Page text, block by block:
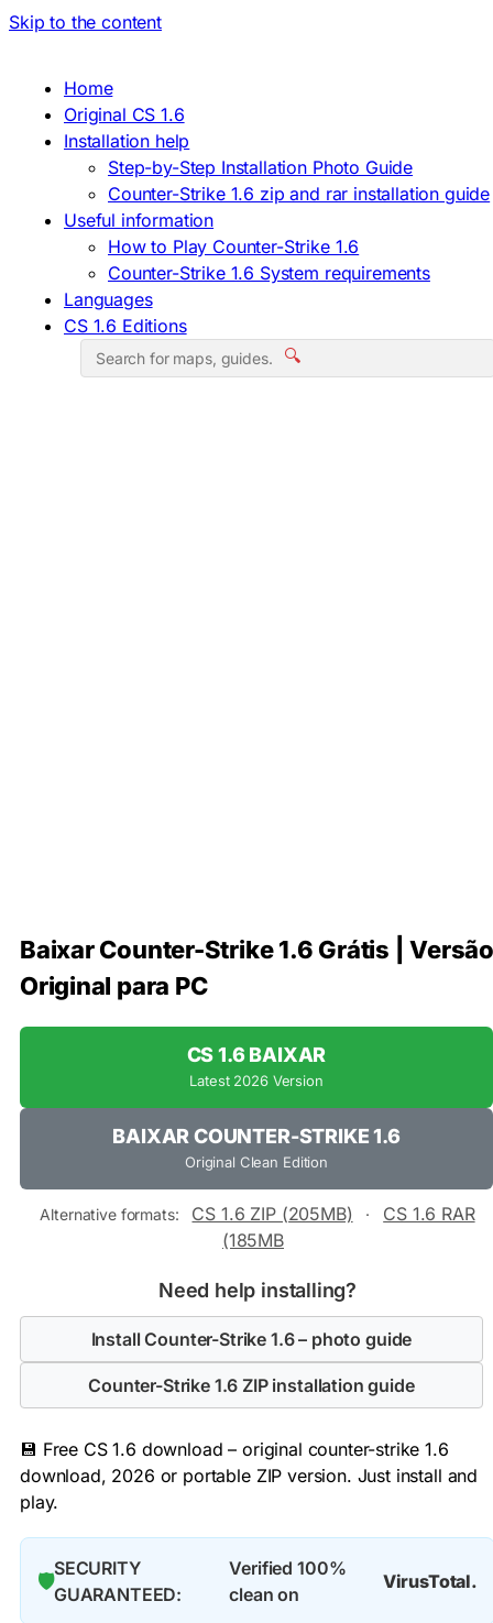
Skip to the content
Home
Original CS 1.6
Installation help
Step-by-Step Installation Photo Guide
Counter-Strike 1.6 zip and rar installation guide
Useful information
How to Play Counter-Strike 1.6
Counter-Strike 1.6 System requirements
Languages
CS 1.6 Editions
🔍
Baixar Counter-Strike 1.6 Grátis | Versão
Original para PC
CS 1.6 BAIXAR
Latest 2026 Version
BAIXAR COUNTER-STRIKE 1.6
Original Clean Edition
Alternative formats: CS 1.6 ZIP (205MB) ·
CS 1.6 RAR
(185MB
Need help installing?
Install Counter-Strike 1.6 – photo guide
Counter-Strike 1.6 ZIP installation guide
💾 Free CS 1.6 download – original counter-strike 1.6
download, 2026 or portable ZIP version. Just install and
play.
🛡️
SECURITY
GUARANTEED:
Verified 100%
clean on
VirusTotal.